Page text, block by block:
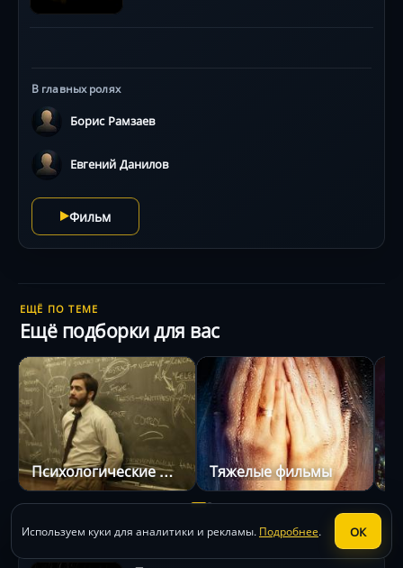
В главных ролях
Борис Рамзаев
Евгений Данилов
Фильм
ЕЩЁ ПО ТЕМЕ
Ещё подборки для вас
Психологические фильмы Тяжелые фильмы
Используем куки для аналитики и рекламы. Подробнее. ОК